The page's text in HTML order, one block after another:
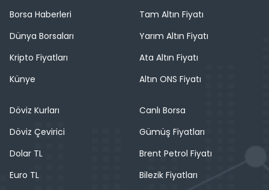
Borsa Haberleri
Dünya Borsaları
Kripto Fiyatları
Künye
Tam Altın Fiyatı
Yarım Altın Fiyatı
Ata Altın Fiyatı
Altın ONS Fiyatı
Döviz Kurları
Döviz Çevirici
Dolar TL
Euro TL
Canlı Borsa
Gümüş Fiyatları
Brent Petrol Fiyatı
Bilezik Fiyatları